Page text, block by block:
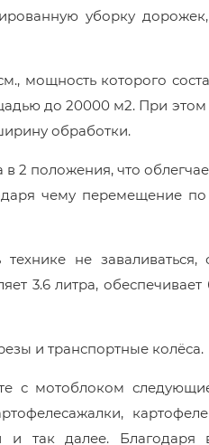
уборку
мощность которого
до 20000 м2. При
обработки.
2 положения, что
чему перемещение по
не заваливаться,
3.6 литра,
и транспортные колёса.
с мотоблоком
и так далее. Благодаря